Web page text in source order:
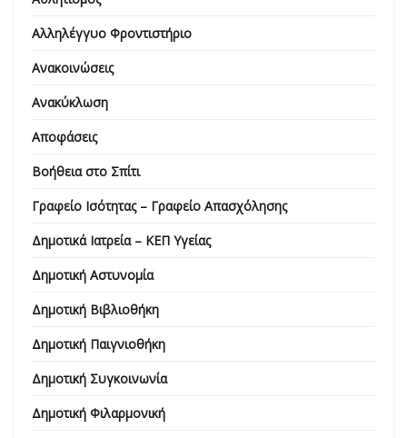
Αλληλέγγυο Φροντιστήριο
Ανακοινώσεις
Ανακύκλωση
Αποφάσεις
Βοήθεια στο Σπίτι
Γραφείο Ισότητας – Γραφείο Απασχόλησης
Δημοτικά Ιατρεία – ΚΕΠ Υγείας
Δημοτική Αστυνομία
Δημοτική Βιβλιοθήκη
Δημοτική Παιγνιοθήκη
Δημοτική Συγκοινωνία
Δημοτική Φιλαρμονική